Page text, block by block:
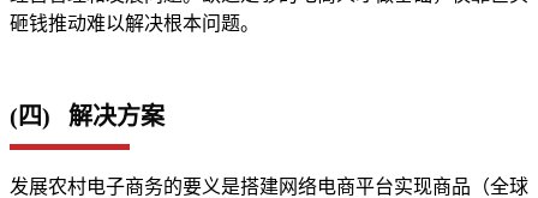
砸钱推动难以解决根本问题。
(四) 解决方案
发展农村电子商务的要义是搭建网络电商平台实现商品（全球